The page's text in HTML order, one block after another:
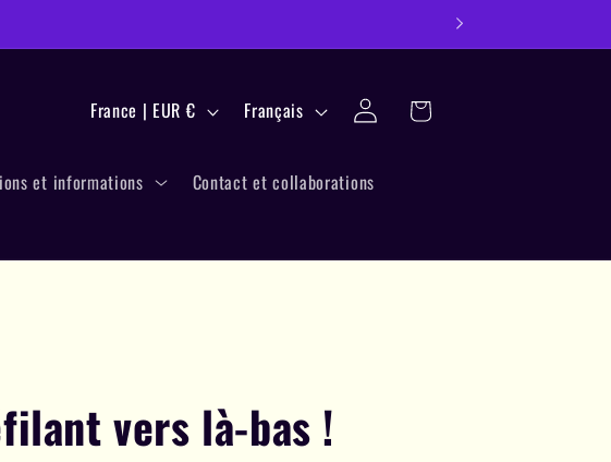
et informations
Contact et collaborations
y
r
n
France | EUR €
n
e
Français Connexion Panier
vers là-bas !